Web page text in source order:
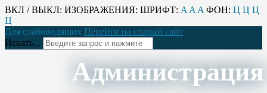
ВКЛ / ВЫКЛ: ИЗОБРАЖЕНИЯ: ШРИФТ: A A A ФОН: Ц Ц Ц
Ц
Для слабовидящих Перейти на старый сайт
Искать...
Администрация